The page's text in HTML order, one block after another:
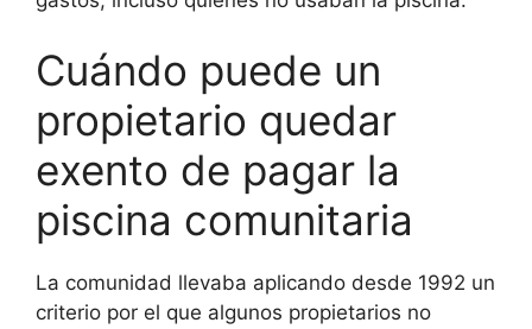
Cuándo puede un
propietario quedar
exento de pagar la
piscina comunitaria
La comunidad llevaba aplicando desde 1992 un
criterio por el que algunos propietarios no